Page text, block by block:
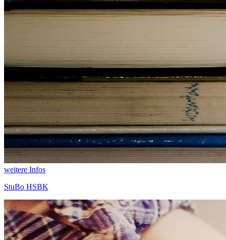
weitere Infos
StuBo HSBK